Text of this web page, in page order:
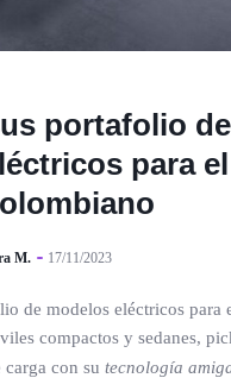
portafolio de
para el
M. 17/11/2023
de modelos eléctricos para
compactos y sedanes,
con su tecnología